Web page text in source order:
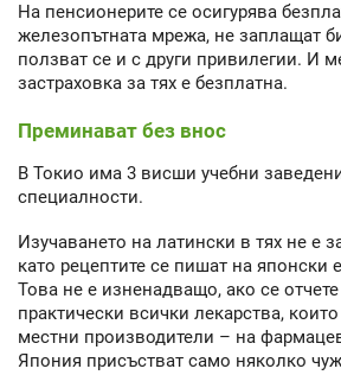
На пенсионерите се осигурява
железопътната мрежа, не заплащат
ползват се и с други привилегии. И
застраховка за тях е безплатна.
Преминават без внос
В Токио има 3 висши учебни
специалности.
Изучаването на латински в тях не е
като рецептите се пишат на японски
Това не е изненадващо, ако се
практически всички лекарства,
местни производители – на
Япония присъстват само няколко